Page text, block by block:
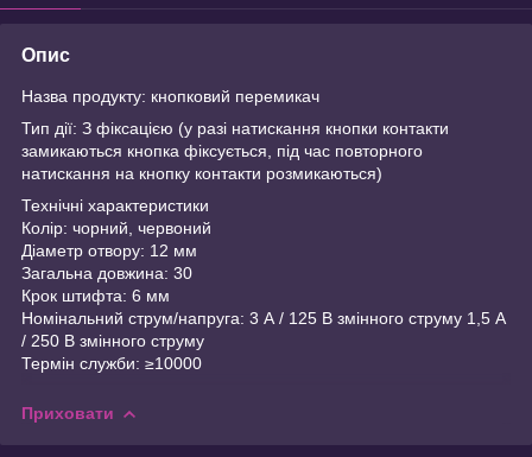
Опис
Назва продукту: кнопковий перемикач
Тип дії: З фіксацією (у разі натискання кнопки контакти
замикаються кнопка фіксується, під час повторного
натискання на кнопку контакти розмикаються)
Технічні характеристики
Колір: чорний, червоний
Діаметр отвору: 12 мм
Загальна довжина: 30
Крок штифта: 6 мм
Номінальний струм/напруга: 3 А / 125 В змінного струму 1,5 А
/ 250 В змінного струму
Термін служби: ≥10000
Приховати